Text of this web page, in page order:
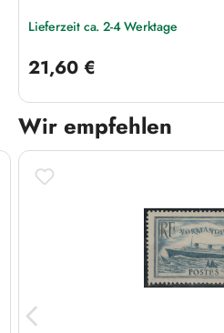
Lieferzeit ca. 2-4 Werktage
21,60 €
Wir empfehlen
Produktgalerie überspringen